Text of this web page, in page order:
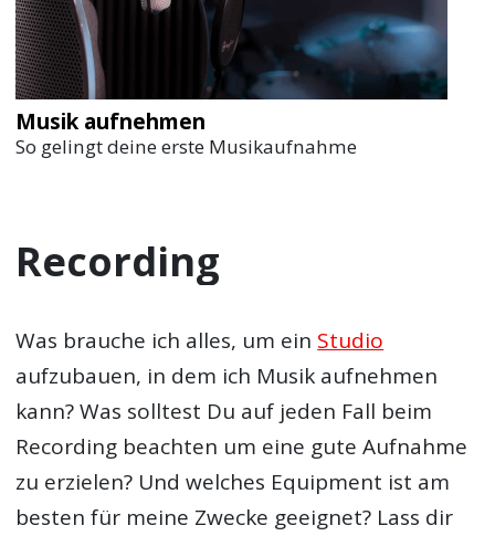
Musik aufnehmen
So gelingt deine erste Musikaufnahme
Recording
Was brauche ich alles, um ein Studio
aufzubauen, in dem ich Musik aufnehmen
kann? Was solltest Du auf jeden Fall beim
Recording beachten um eine gute Aufnahme
zu erzielen? Und welches Equipment ist am
besten für meine Zwecke geeignet? Lass dir